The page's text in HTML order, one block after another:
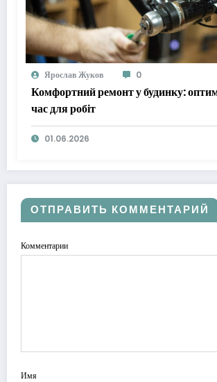
Ярослав Жуков 0
Комфортний ремонт у будинку:
час для робіт
01.06.2026
ОТПРАВИТЬ КОММЕНТАРИЙ
Комментарии
Имя